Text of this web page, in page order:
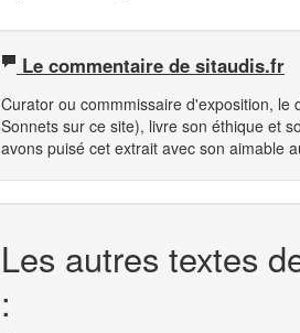
Le commentaire de sitaudis.fr
Curator ou commmissaire d'exposition,
Sonnets sur ce site), livre son éthique et
avons puisé cet extrait avec son aimable
Les autres textes
: